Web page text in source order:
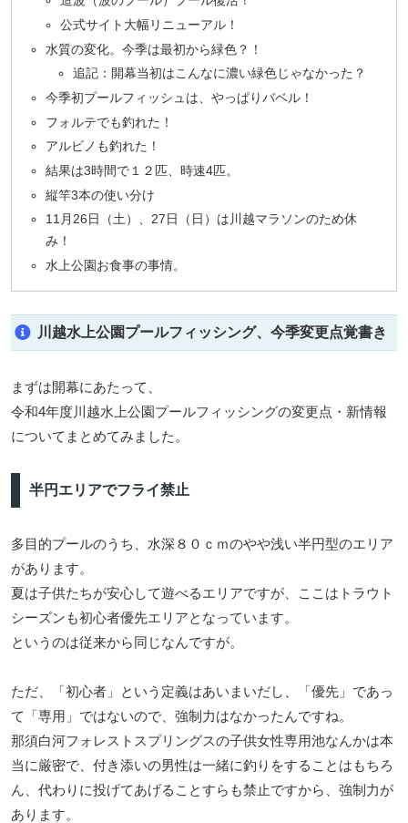
公式サイト大幅リニューアル！
水質の変化。今季は最初から緑色？！
追記：開幕当初はこんなに濃い緑色じゃなかった？
今季初プールフィッシュは、やっぱりバベル！
フォルテでも釣れた！
アルビノも釣れた！
結果は3時間で１２匹、時速4匹。
縦竿3本の使い分け
11月26日（土）、27日（日）は川越マラソンのため休
み！
水上公園お食事の事情。
川越水上公園プールフィッシング、今季変更点覚書き
まずは開幕にあたって、
令和4年度川越水上公園プールフィッシングの変更点・新情報
についてまとめてみました。
半円エリアでフライ禁止
多目的プールのうち、水深８０ｃｍのやや浅い半円型のエリア
があります。
夏は子供たちが安心して遊べるエリアですが、ここはトラウト
シーズンも初心者優先エリアとなっています。
というのは従来から同じなんですが。
ただ、「初心者」という定義はあいまいだし、「優先」であっ
て「専用」ではないので、強制力はなかったんですね。
那須白河フォレストスプリングスの子供女性専用池なんかは本
当に厳密で、付き添いの男性は一緒に釣りをすることはもちろ
ん、代わりに投げてあげることすらも禁止ですから、強制力が
あります。